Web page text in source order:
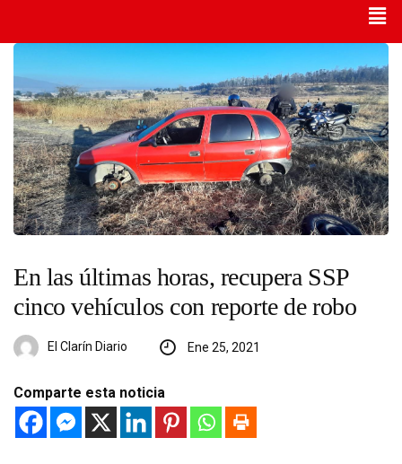
En las últimas horas, recupera SSP
cinco vehículos con reporte de robo
El Clarín Diario Ene 25, 2021
Comparte esta noticia